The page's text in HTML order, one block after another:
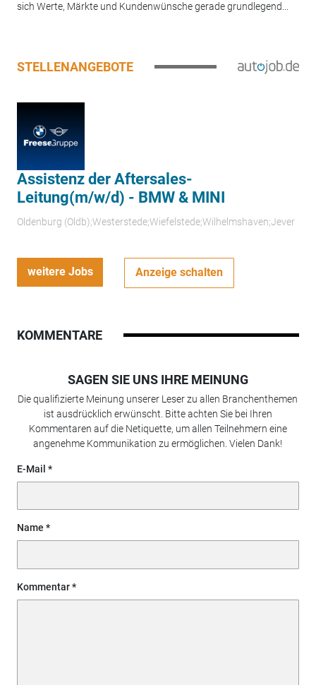
sich Werte, Märkte und Kundenwünsche gerade grundlegend...
STELLENANGEBOTE
Assistenz der Aftersales-
Leitung(m/w/d) - BMW & MINI
Oldenburg (Oldb);Westerstede;Wiefelstede;Wilhelmshaven;Jever
weitere Jobs Anzeige schalten
KOMMENTARE
SAGEN SIE UNS IHRE MEINUNG
Die qualifizierte Meinung unserer Leser zu allen Branchenthemen
ist ausdrücklich erwünscht. Bitte achten Sie bei Ihren
Kommentaren auf die Netiquette, um allen Teilnehmern eine
angenehme Kommunikation zu ermöglichen. Vielen Dank!
E-Mail
Name
Kommentar